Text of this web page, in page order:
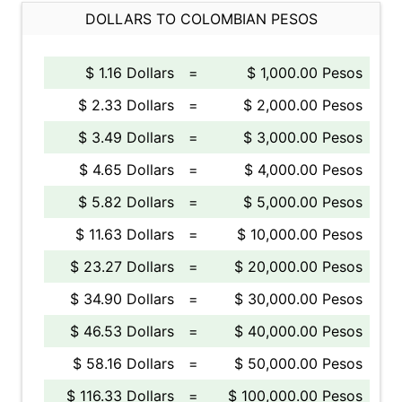
DOLLARS TO COLOMBIAN PESOS
$ 1.16 Dollars =
$ 1,000.00 Pesos
$ 2.33 Dollars
=
$ 2,000.00 Pesos
$ 3.49 Dollars
=
$ 3,000.00 Pesos
$ 4.65 Dollars
=
$ 4,000.00 Pesos
$ 5.82 Dollars
=
$ 5,000.00 Pesos
$ 11.63 Dollars
=
$ 10,000.00 Pesos
$ 23.27 Dollars
=
$ 20,000.00 Pesos
$ 34.90 Dollars
=
$ 30,000.00 Pesos
$ 46.53 Dollars
=
$ 40,000.00 Pesos
$ 58.16 Dollars
=
$ 50,000.00 Pesos
$ 116.33 Dollars
= $ 100,000.00 Pesos